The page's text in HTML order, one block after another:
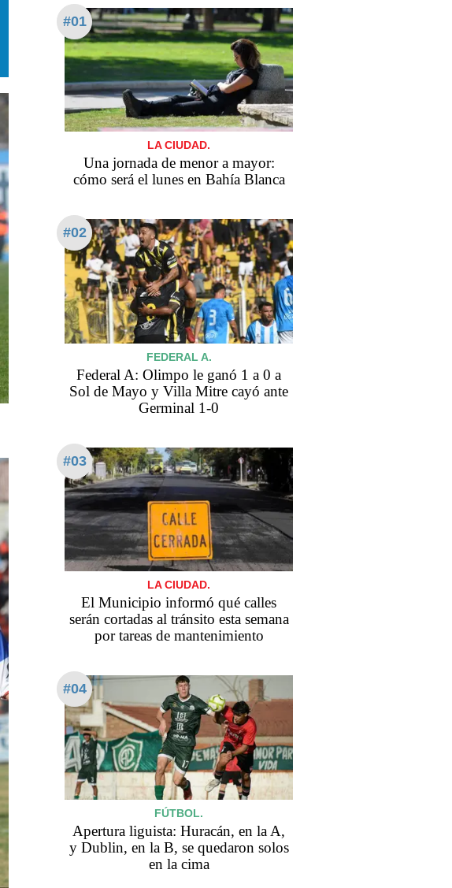
#01
LA CIUDAD.
Una jornada de menor a mayor:
cómo será el lunes en Bahía Blanca
#02
FEDERAL A.
Federal A: Olimpo le ganó 1 a 0 a
Sol de Mayo y Villa Mitre cayó ante
Germinal 1-0
#03
LA CIUDAD.
El Municipio informó qué calles
serán cortadas al tránsito esta semana
por tareas de mantenimiento
#04
FÚTBOL.
Apertura liguista: Huracán, en la A,
y Dublin, en la B, se quedaron solos
en la cima